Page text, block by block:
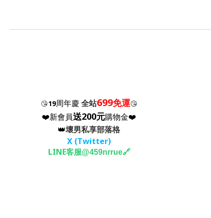
😘19周年慶 全站699免運😘
❤️新會員送200元購物金❤️
👑壞男私享部落格
X (Twitter)
LINE客服@459nrrue🔗